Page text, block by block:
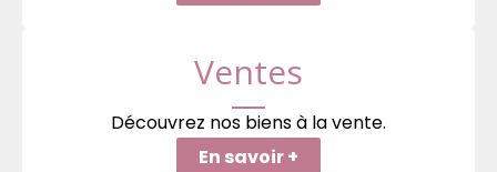
Ventes
Découvrez nos biens à la vente.
En savoir +